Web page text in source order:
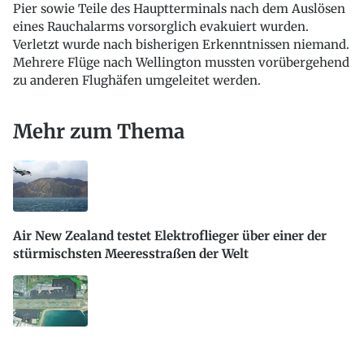
Pier sowie Teile des Hauptterminals nach dem Auslösen
eines Rauchalarms vorsorglich evakuiert wurden.
Verletzt wurde nach bisherigen Erkenntnissen niemand.
Mehrere Flüge nach Wellington mussten vorübergehend
zu anderen Flughäfen umgeleitet werden.
Mehr zum Thema
Air New Zealand testet Elektroflieger über einer der
stürmischsten Meeresstraßen der Welt